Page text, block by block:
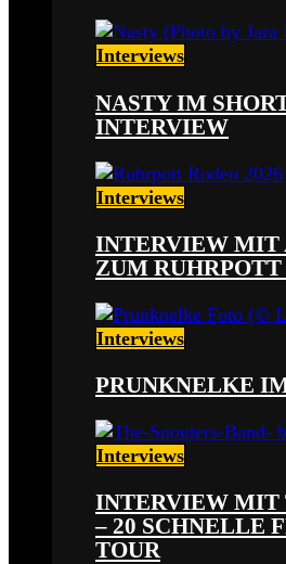
Interviews
NASTY IM
INTERVIEW
Interviews
INTERVIEW MIT
ZUM RUHRPOTT
Interviews
PRUNKNELKE
Interviews
INTERVIEW MIT
– 20 SCHNELLE
TOUR